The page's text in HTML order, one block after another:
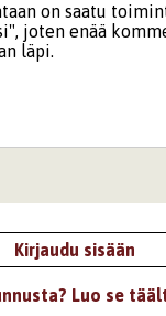
on saatu
joten enää
läpi.
Kirjaudu sisään
Luo se